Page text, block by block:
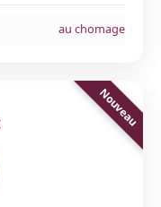
au chomage